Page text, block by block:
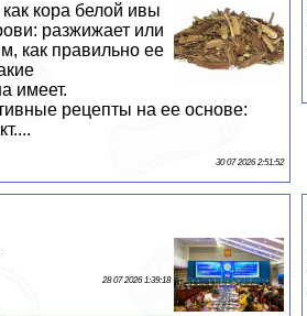
кора белой ивы
разжижает или
как правильно ее
имеет.
рецепты на ее основе:
30 07 2026 2:51:52
28 07 2026 1:39:18